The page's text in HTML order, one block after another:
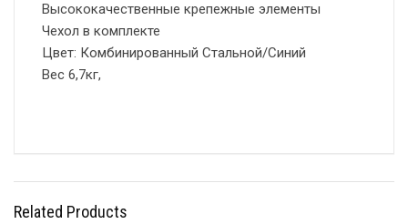
Высококачественные крепежные элементы
Чехол в комплекте
Цвет: Комбинированный Стальной/Синий
Вес 6,7кг,
Related Products